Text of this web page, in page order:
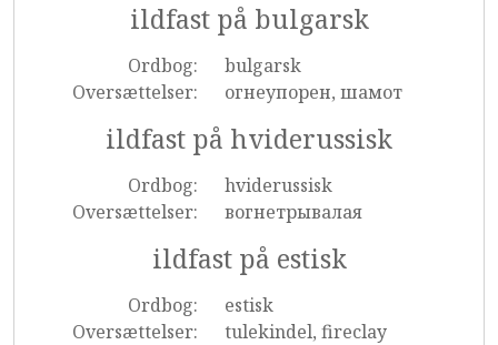
ildfast på bulgarsk
Ordbog:
bulgarsk
Oversættelser:
огнеупорен, шамот
ildfast på hviderussisk
Ordbog:
hviderussisk
Oversættelser:
вогнетрывалая
ildfast på estisk
Ordbog:
estisk
Oversættelser:
tulekindel, fireclay